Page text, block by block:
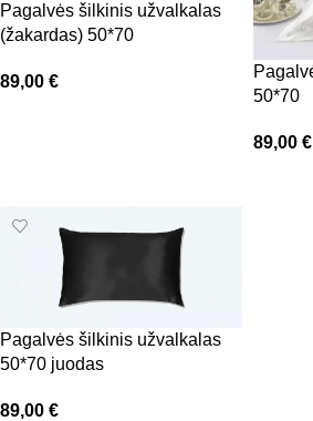
Pagalvės šilkinis užvalkalas
(žakardas) 50*70
89,00 €
50*70
89,00 €
Pagalvės šilkinis užvalkalas
50*70 juodas
89,00 €